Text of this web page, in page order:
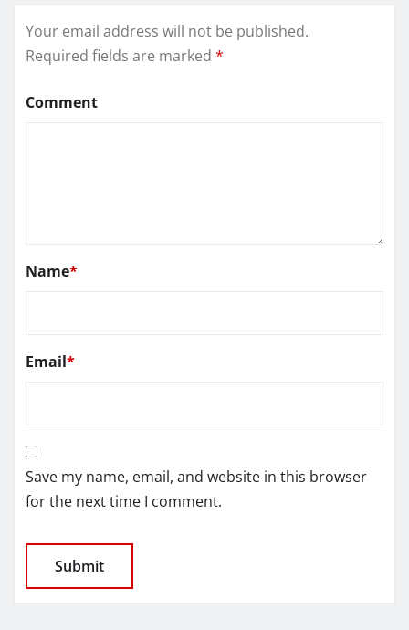
Your email address will not be published.
Required fields are marked *
Comment
Name*
Email*
Save my name, email, and website in this browser
for the next time I comment.